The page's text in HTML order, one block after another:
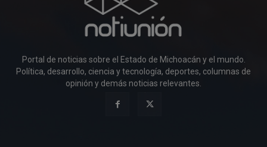
Portal de noticias sobre el Estado de Michoacán y el mundo.
Política, desarrollo, ciencia y tecnología, deportes, columnas de
opinión y demás noticias relevantes.